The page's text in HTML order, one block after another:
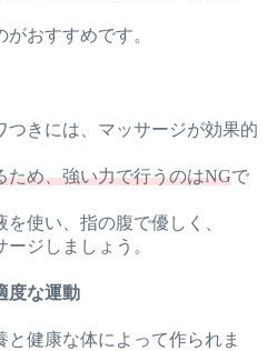
おすすめです。
つきには、マッサージが効果的
ため、強い力で行うのはNGで
使い、指の腹で優しく、
ジしましょう。
度な運動
健康な体によって作られま